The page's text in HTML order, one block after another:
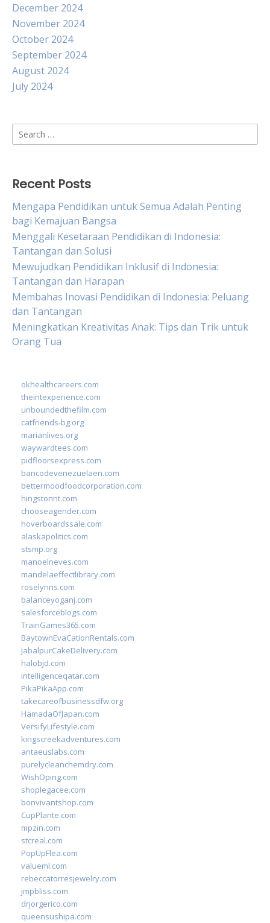
December 2024
November 2024
October 2024
September 2024
August 2024
July 2024
Search
for:
Recent Posts
Mengapa Pendidikan untuk Semua Adalah Penting
bagi Kemajuan Bangsa
Menggali Kesetaraan Pendidikan di Indonesia:
Tantangan dan Solusi
Mewujudkan Pendidikan Inklusif di Indonesia:
Tantangan dan Harapan
Membahas Inovasi Pendidikan di Indonesia: Peluang
dan Tantangan
Meningkatkan Kreativitas Anak: Tips dan Trik untuk
Orang Tua
okhealthcareers.com
theintexperience.com
unboundedthefilm.com
catfriends-bg.org
marianlives.org
waywardtees.com
pidfloorsexpress.com
bancodevenezuelaen.com
bettermoodfoodcorporation.com
hingstonnt.com
chooseagender.com
hoverboardssale.com
alaskapolitics.com
stsmp.org
manoelneves.com
mandelaeffectlibrary.com
roselynns.com
balanceyoganj.com
salesforceblogs.com
TrainGames365.com
BaytownEvaCationRentals.com
JabalpurCakeDelivery.com
halobjd.com
intelligenceqatar.com
PikaPikaApp.com
takecareofbusinessdfw.org
HamadaOfJapan.com
VersifyLifestyle.com
kingscreekadventures.com
antaeuslabs.com
purelycleanchemdry.com
WishOping.com
shoplegacee.com
bonvivantshop.com
CupPlante.com
mpzin.com
stcreal.com
PopUpFlea.com
valueml.com
rebeccatorresjewelry.com
jmpbliss.com
drjorgerico.com
queensushipa.com